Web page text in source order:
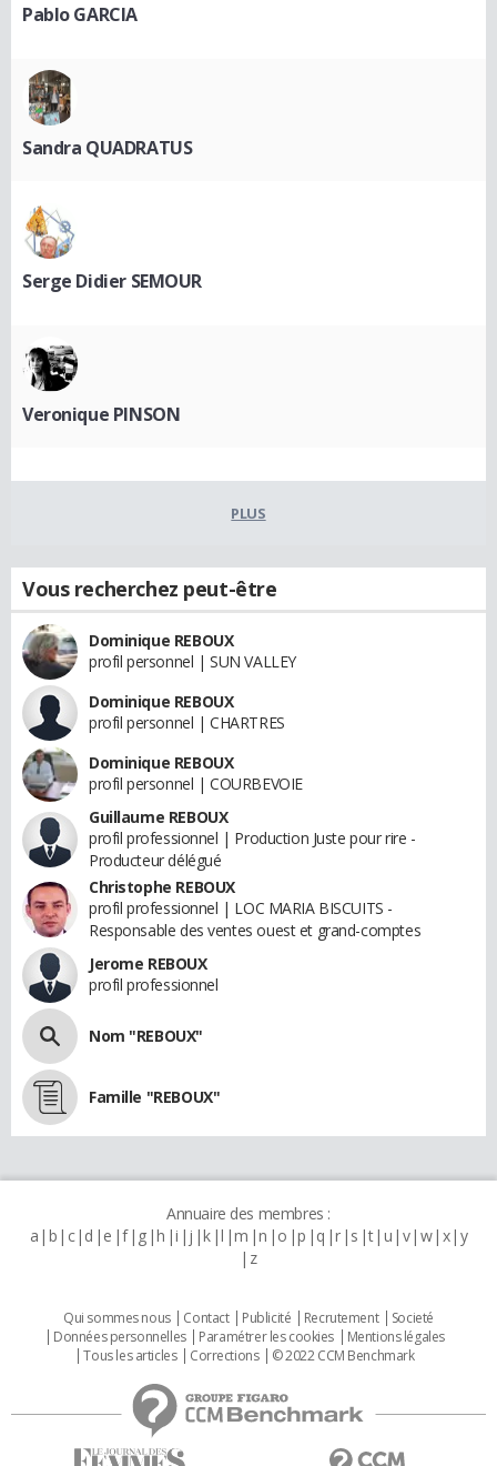
Pablo GARCIA
Sandra QUADRATUS
Serge Didier SEMOUR
Veronique PINSON
PLUS
Vous recherchez peut-être
Dominique REBOUX
profil personnel | SUN VALLEY
Dominique REBOUX
profil personnel | CHARTRES
Dominique REBOUX
profil personnel | COURBEVOIE
Guillaume REBOUX
profil professionnel | Production Juste pour rire -
Producteur délégué
Christophe REBOUX
profil professionnel | LOC MARIA BISCUITS -
Responsable des ventes ouest et grand-comptes
Jerome REBOUX
profil professionnel
Nom "REBOUX"
Famille "REBOUX"
Annuaire des membres :
a b c d e f g h i j k l m n o p q r s t u v w x y
z
Qui sommes nous Contact Publicité Recrutement
Societé
Données personnelles
Paramétrer les cookies
Mentions légales
Tous les articles
Corrections © 2022 CCM Benchmark